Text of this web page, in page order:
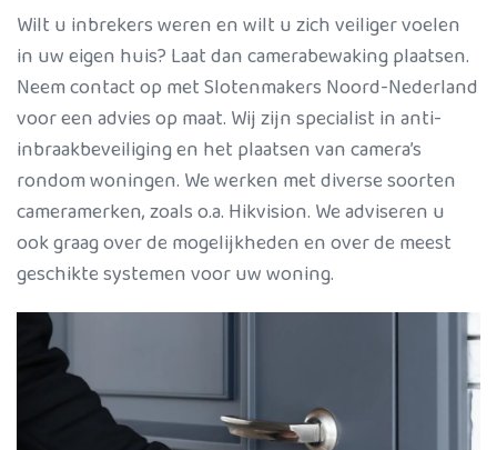
Wilt u inbrekers weren en wilt u zich veiliger voelen
in uw eigen huis? Laat dan camerabewaking plaatsen.
Neem contact op met Slotenmakers Noord-Nederland
voor een advies op maat. Wij zijn specialist in anti-
inbraakbeveiliging en het plaatsen van camera’s
rondom woningen. We werken met diverse soorten
cameramerken, zoals o.a. Hikvision. We adviseren u
ook graag over de mogelijkheden en over de meest
geschikte systemen voor uw woning.